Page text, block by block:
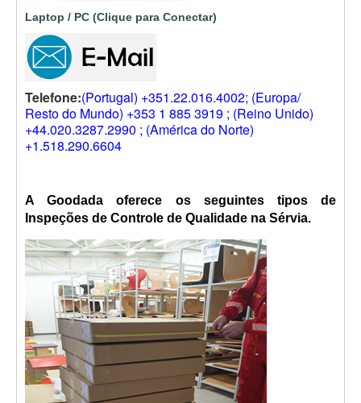
Laptop / PC (Clique para Conectar)
Telefone:(Portugal) +351.22.016.4002; (Europa/
Resto do Mundo) +353 1 885 3919 ; (Reino Unido)
+44.020.3287.2990 ; (América do Norte)
+1.518.290.6604
A Goodada oferece os seguintes tipos de
Inspeções de Controle de Qualidade na Sérvia.